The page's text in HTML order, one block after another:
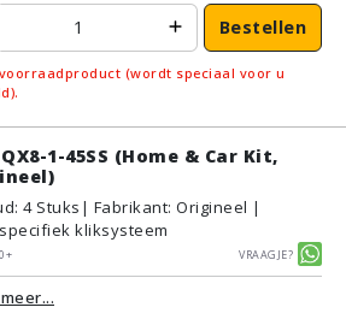
Bestellen
(wordt speciaal voor u
QX8-1-45SS (Home & Car Kit,
: 4 Stuks | Fabrikant: Origineel |
kliksysteem
Vraagje?